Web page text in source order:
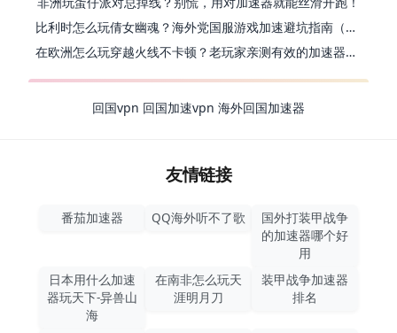
比利时怎么玩倩女幽魂？海外党国服游戏加速避坑指南（附实测推荐）
在欧洲怎么玩穿越火线不卡顿？老玩家亲测有效的加速器选择指南
回国vpn 回国加速vpn 海外回国加速器
友情链接
番茄加速器 QQ海外听不了歌
国外打装甲战争
的加速器哪个好
用
日本用什么加速
器玩天下-异兽山
海
在南非怎么玩天
涯明月刀
装甲战争加速器
排名